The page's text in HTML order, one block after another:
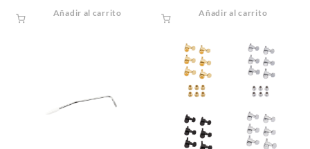
Añadir al carrito Añadir al carrito